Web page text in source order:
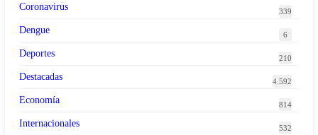
Coronavirus 339
Dengue 6
Deportes 210
Destacadas 4.592
Economía 814
Internacionales 532